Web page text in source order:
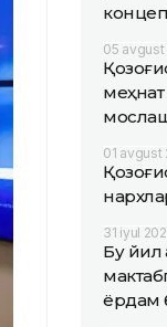
05
01 avgust
31 iyul
Бу йил
ёрдам